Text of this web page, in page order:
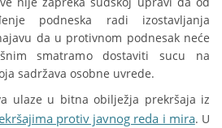
podneska radi izostavljanja
da u protivnom podnesak neće
smatramo dostaviti sucu na
sadržava osobne uvrede.
ulaze u bitna obilježja prekršaja iz
protiv javnog reda i mira. U